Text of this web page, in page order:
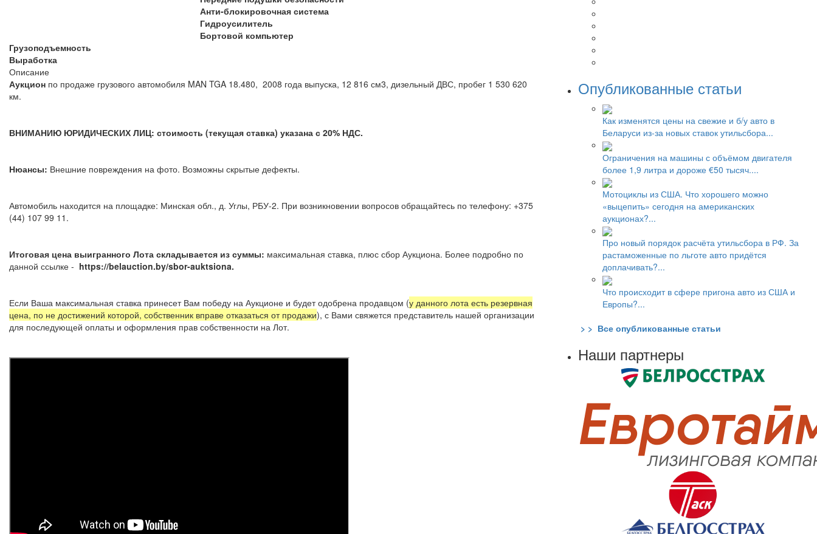
Анти-блокировочная система
Гидроусилитель
Бортовой компьютер
Грузоподъемность
Выработка
Описание
Аукцион по продаже грузового автомобиля MAN TGA 18.480, 2008 года выпуска, 12 816 см3, дизельный ДВС, пробег 1 530 620
км.
ВНИМАНИЮ ЮРИДИЧЕСКИХ ЛИЦ: стоимость (текущая ставка) указана с 20% НДС.
Нюансы: Внешние повреждения на фото. Возможны скрытые дефекты.
Автомобиль находится на площадке: Минская обл., д. Углы, РБУ-2. При возникновении вопросов обращайтесь по телефону: +375
(44) 107 99 11.
Итоговая цена выигранного Лота складывается из суммы: максимальная ставка, плюс сбор Аукциона. Более подробно по
данной ссылке - https://belauction.by/sbor-auktsiona.
Если Ваша максимальная ставка принесет Вам победу на Аукционе и будет одобрена продавцом (у данного лота есть резервная
цена, по не достижений которой, собственник вправе отказаться от продажи), с Вами свяжется представитель нашей организации
для последующей оплаты и оформления прав собственности на Лот.
Опубликованные статьи
Как изменятся цены на свежие и б/у авто в
Беларуси из-за новых ставок утильсбора...
Ограничения на машины с объёмом двигателя
более 1,9 литра и дороже €50 тысяч....
Мотоциклы из США. Что хорошего можно
«выцепить» сегодня на американских
аукционах?...
Про новый порядок расчёта утильсбора в РФ. За
растаможенные по льготе авто придётся
доплачивать?...
Что происходит в сфере пригона авто из США и
Европы?...
> > Все опубликованные статьи
Наши партнеры